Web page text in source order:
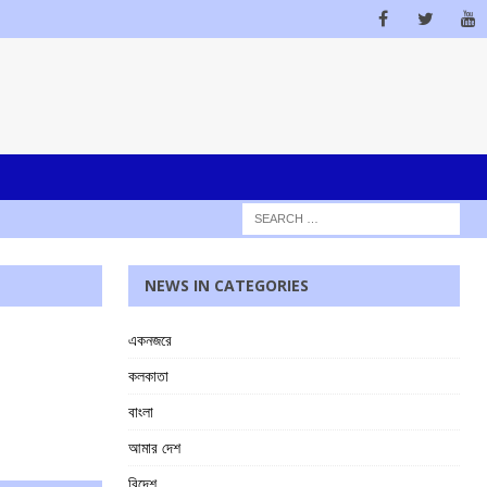
NEWS IN CATEGORIES
একনজরে
কলকাতা
বাংলা
আমার দেশ